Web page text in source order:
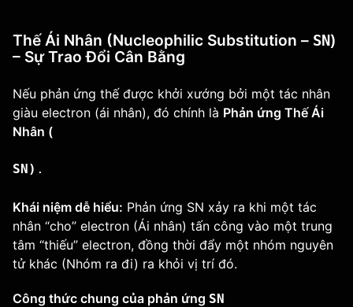
Thế Ái Nhân (Nucleophilic Substitution – SN​)
– Sự Trao Đổi Cân Bằng
Nếu phản ứng thế được khởi xướng bởi một tác nhân
giàu electron (ái nhân), đó chính là Phản ứng Thế Ái
Nhân (
SN) .
Khái niệm dễ hiểu: Phản ứng SN xảy ra khi một tác
nhân “cho” electron (Ái nhân) tấn công vào một trung
tâm “thiếu” electron, đồng thời đẩy một nhóm nguyên
tử khác (Nhóm ra đi) ra khỏi vị trí đó.
Công thức chung của phản ứng SN